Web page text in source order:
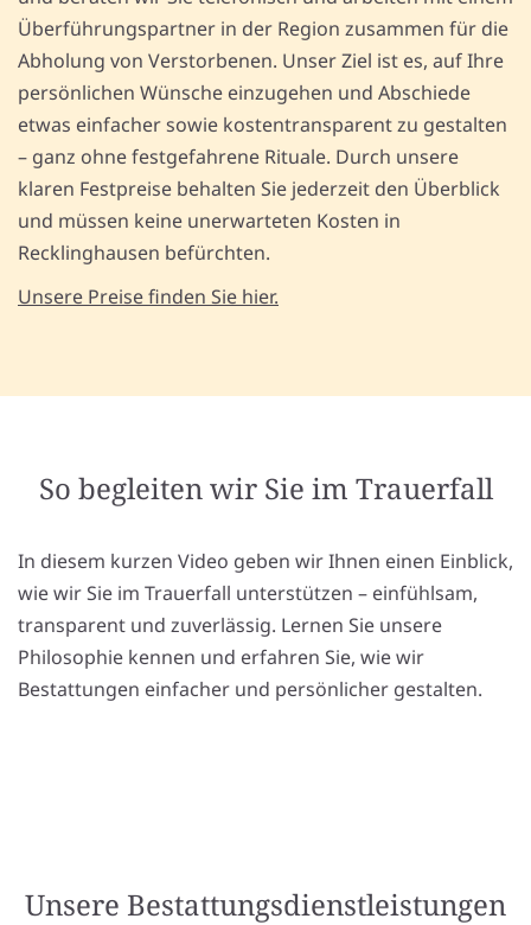
Überführungspartner in der Region zusammen für die
Abholung von Verstorbenen. Unser Ziel ist es, auf Ihre
persönlichen Wünsche einzugehen und Abschiede
etwas einfacher sowie kostentransparent zu gestalten
– ganz ohne festgefahrene Rituale. Durch unsere
klaren Festpreise behalten Sie jederzeit den Überblick
und müssen keine unerwarteten Kosten in
Recklinghausen befürchten.
Unsere Preise finden Sie hier.
So begleiten wir Sie im Trauerfall
In diesem kurzen Video geben wir Ihnen einen Einblick,
wie wir Sie im Trauerfall unterstützen – einfühlsam,
transparent und zuverlässig. Lernen Sie unsere
Philosophie kennen und erfahren Sie, wie wir
Bestattungen einfacher und persönlicher gestalten.
Unsere Bestattungsdienstleistungen